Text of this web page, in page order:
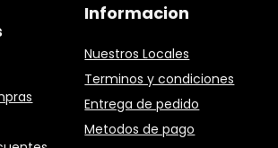
Informacion
Nuestros Locales
Terminos y condiciones
Entrega de pedido
Metodos de pago